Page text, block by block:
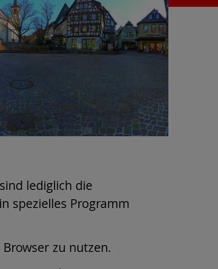
lediglich die
spezielles Programm
zu nutzen.